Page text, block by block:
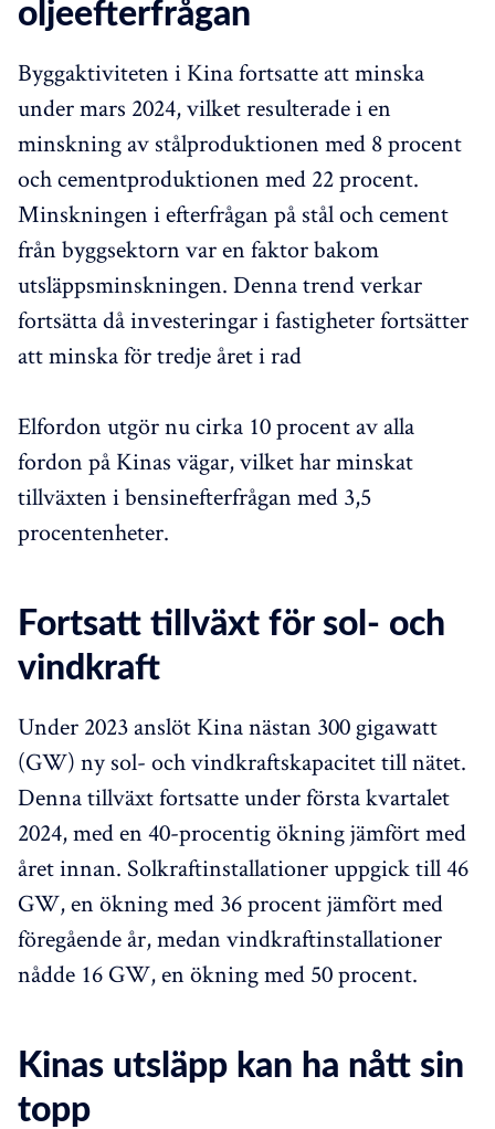
oljeefterfrågan
Byggaktiviteten i Kina fortsatte att minska
under mars 2024, vilket resulterade i en
minskning av stålproduktionen med 8 procent
och cementproduktionen med 22 procent.
Minskningen i efterfrågan på stål och cement
från byggsektorn var en faktor bakom
utsläppsminskningen. Denna trend verkar
fortsätta då investeringar i fastigheter fortsätter
att minska för tredje året i rad
Elfordon utgör nu cirka 10 procent av alla
fordon på Kinas vägar, vilket har minskat
tillväxten i bensinefterfrågan med 3,5
procentenheter.
Fortsatt tillväxt för sol- och
vindkraft
Under 2023 anslöt Kina nästan 300 gigawatt
(GW) ny sol- och vindkraftskapacitet till nätet.
Denna tillväxt fortsatte under första kvartalet
2024, med en 40-procentig ökning jämfört med
året innan. Solkraftinstallationer uppgick till 46
GW, en ökning med 36 procent jämfört med
föregående år, medan vindkraftinstallationer
nådde 16 GW, en ökning med 50 procent.
Kinas utsläpp kan ha nått sin
topp